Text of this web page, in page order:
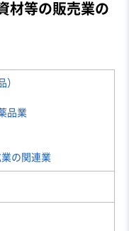
材等の販売業の
）
品業
の関連業